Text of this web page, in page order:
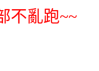
不亂跑~~